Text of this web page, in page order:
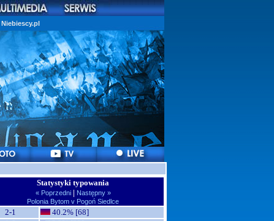
Statystyki typowania
« Poprzedni | Następny »
Polonia Bytom v Pogoń Siedlce
2-1
40.2% [68]